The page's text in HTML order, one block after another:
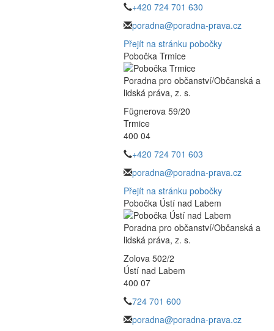
+420 724 701 630
poradna@poradna-prava.cz
Přejít na stránku pobočky
Pobočka Trmice
Poradna pro občanství/Občanská a
lidská práva, z. s.
Fügnerova 59/20
Trmice
400 04
+420 724 701 603
poradna@poradna-prava.cz
Přejít na stránku pobočky
Pobočka Ústí nad Labem
Poradna pro občanství/Občanská a
lidská práva, z. s.
Zolova 502/2
Ústí nad Labem
400 07
724 701 600
poradna@poradna-prava.cz